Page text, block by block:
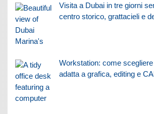
Visita a Dubai in tre giorni
centro storico, grattacieli e
Workstation: come
adatta a grafica, editing e